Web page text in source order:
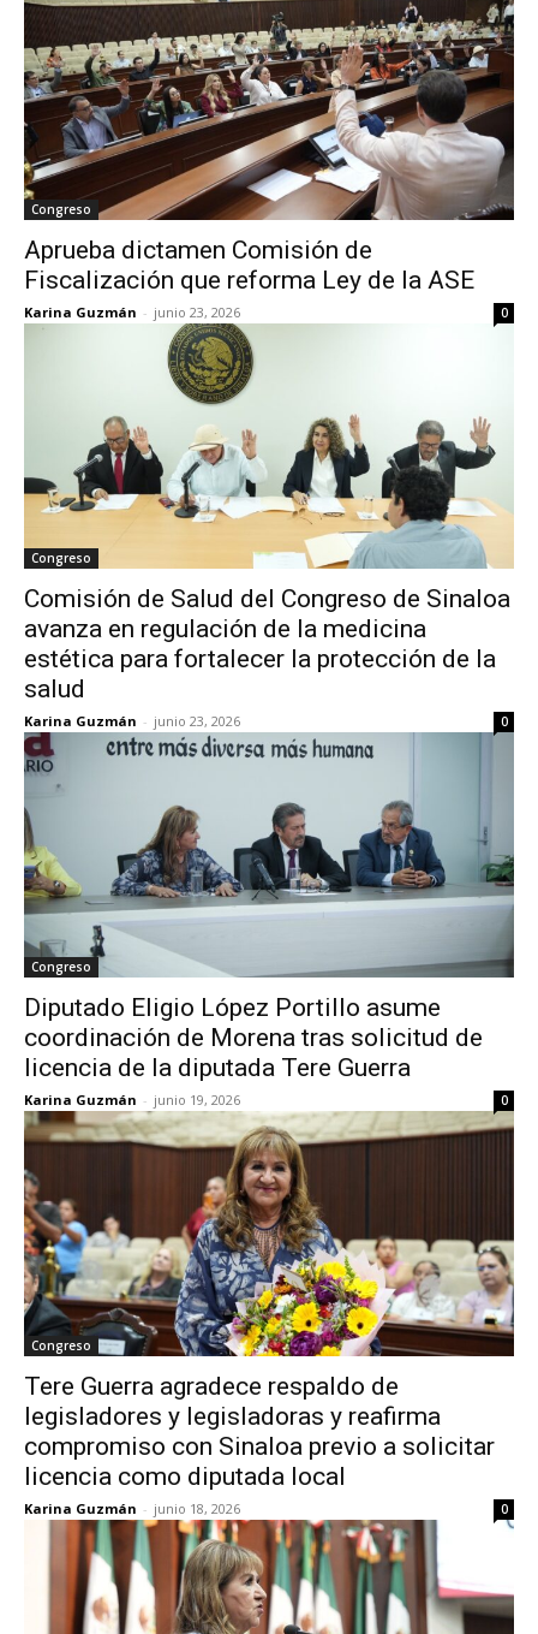
Congreso
Aprueba dictamen Comisión de
Fiscalización que reforma Ley de la ASE
Karina Guzmán - junio 23, 2026 0
Congreso
Comisión de Salud del Congreso de Sinaloa
avanza en regulación de la medicina
estética para fortalecer la protección de la
salud
Karina Guzmán - junio 23, 2026 0
Congreso
Diputado Eligio López Portillo asume
coordinación de Morena tras solicitud de
licencia de la diputada Tere Guerra
Karina Guzmán - junio 19, 2026 0
Congreso
Tere Guerra agradece respaldo de
legisladores y legisladoras y reafirma
compromiso con Sinaloa previo a solicitar
licencia como diputada local
Karina Guzmán - junio 18, 2026 0